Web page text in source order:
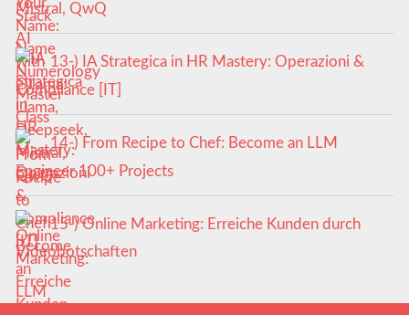
Mistral, QwQ
13-) IA Strategica in HR Mastery: Operazioni &
Compliance [IT]
14-) From Recipe to Chef: Become an LLM
Engineer 100+ Projects
15-) Online Marketing: Erreiche Kunden durch
Videobotschaften